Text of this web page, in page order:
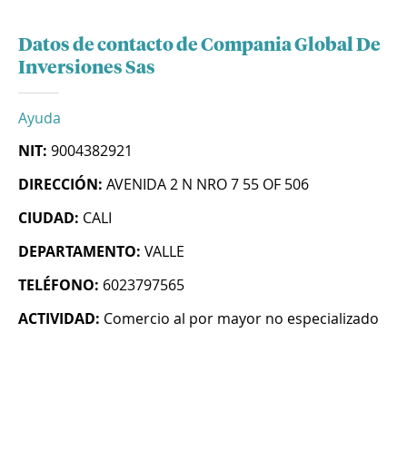
Datos de contacto de Compania Global De
Inversiones Sas
Ayuda
NIT: 9004382921
DIRECCIÓN: AVENIDA 2 N NRO 7 55 OF 506
CIUDAD: CALI
DEPARTAMENTO: VALLE
TELÉFONO: 6023797565
ACTIVIDAD: Comercio al por mayor no especializado